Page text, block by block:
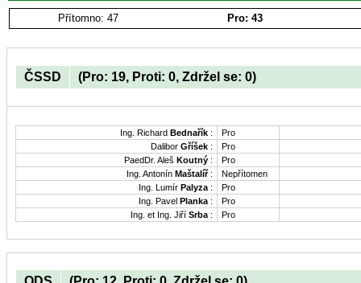
Přítomno: 47 Pro: 43
ČSSD (Pro: 19, Proti: 0, Zdržel se: 0)
Ing. Richard Bednařík :
Pro
Dalibor Gříšek :
Pro
PaedDr. Aleš Koutný :
Pro
Ing. Antonín Maštalíř:
Nepřítomen
Ing. Lumír Palyza :
Pro
Ing. Pavel Planka :
Pro
Ing. et Ing. Jiří Srba : Pro